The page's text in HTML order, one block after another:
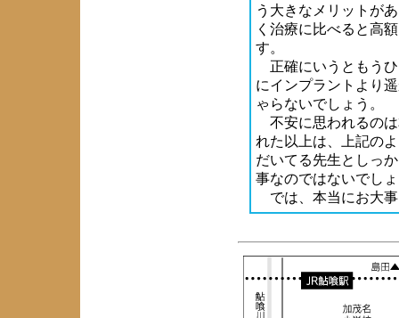
う大きなメリットが
く治療に比べると高
す。
正確にいうともうひ
にインプラントより
ゃらないでしょう。
不安に思われるのは
れた以上は、上記の
だいてる先生としっ
事なのではないでし
では、本当にお大